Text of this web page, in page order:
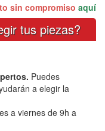
sin compromiso aquí
tus piezas?
Puedes
a elegir la
a viernes de 9h a